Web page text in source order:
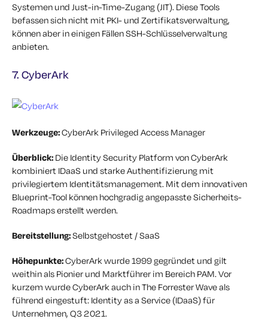
Systemen und Just-in-Time-Zugang (JIT). Diese Tools
befassen sich nicht mit PKI- und Zertifikatsverwaltung,
können aber in einigen Fällen SSH-Schlüsselverwaltung
anbieten.
7. CyberArk
Werkzeuge:CyberArk Privileged Access Manager
Überblick: Die Identity Security Platform von CyberArk
kombiniert IDaaS und starke Authentifizierung mit
privilegiertem Identitätsmanagement. Mit dem innovativen
Blueprint-Tool können hochgradig angepasste Sicherheits-
Roadmaps erstellt werden.
Bereitstellung:Selbstgehostet / SaaS
Höhepunkte:CyberArk wurde 1999 gegründet und gilt
weithin als Pionier und Marktführer im Bereich PAM. Vor
kurzem wurde CyberArk auch in The Forrester Wave als
führend eingestuft: Identity as a Service (IDaaS) für
Unternehmen, Q3 2021.